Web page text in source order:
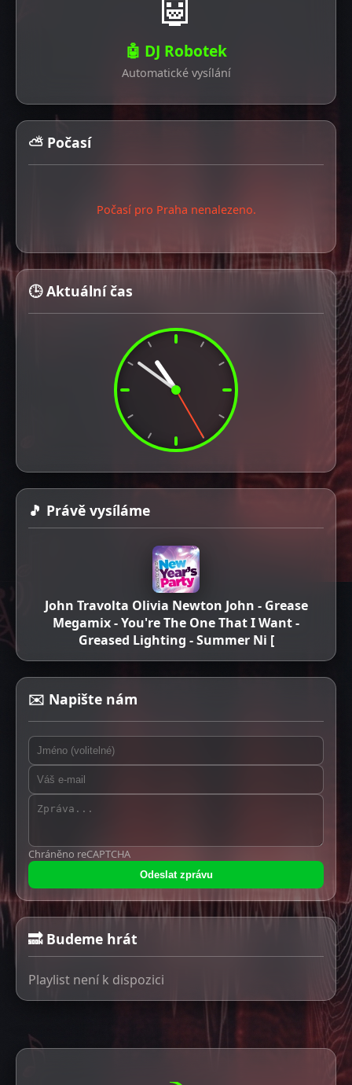
🤖 DJ Robotek
Automatické vysílání
⛅ Počasí
Počasí pro Praha nenalezeno.
🕒 Aktuální čas
🎵 Právě vysíláme
John Travolta Olivia Newton John - Grease
Megamix - You're The One That I Want -
Greased Lighting - Summer Ni [
✉️ Napište nám
Chráněno reCAPTCHA
Odeslat zprávu
🔜 Budeme hrát
Playlist není k dispozici